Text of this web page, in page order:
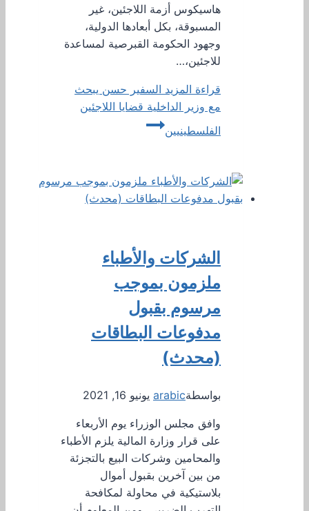
هاسيكوس أزمة اللاجئين، غير
المسبوقة، بكل أبعادها الدولية،
وجهود الحكومة القبرصية لمساعدة
للاجئين،…
قراءة المزيد السفير حسن يبحث
مع وزير الداخلية قضايا اللاجئين
الفلسطينيين
الشركات والأطباء
ملزمون بموجب
مرسوم بقبول
مدفوعات البطاقات
(محدث)
بواسطةarabic يونيو 16, 2021
وافق مجلس الوزراء يوم الأربعاء
على قرار وزارة المالية يلزم الأطباء
والمحامين وشركات البيع بالتجزئة
من بين آخرين بقبول أموال
بلاستيكية في محاولة لمكافحة